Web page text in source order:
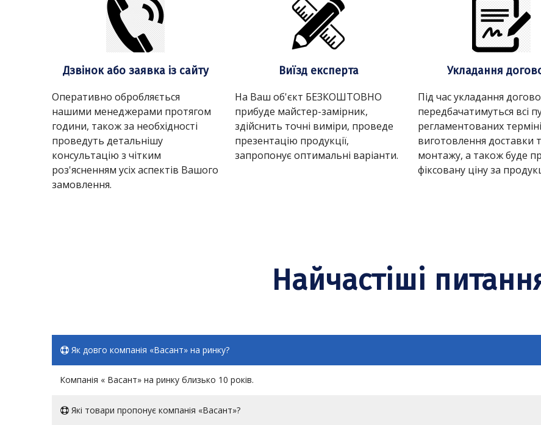
Дзвінок або заявка із сайту
Оперативно обробляється
нашими менеджерами протягом
години, також за необхідності
проведуть детальнішу
консультацію з чітким
роз'ясненням усіх аспектів Вашого
замовлення.
Виїзд експерта
На Ваш об'єкт БЕЗКОШТОВНО
прибуде майстер-замірник,
здійснить точні виміри, проведе
презентацію продукції,
запропонує оптимальні варіанти.
Укладання
Під час укладання
передбачатимуться всі
регламентованих
виготовлення доставки
монтажу, а також буде
фіксовану ціну за
Найчастіші
Як довго компанія «Васант» на ринку?
Компанія « Васант» на ринку близько 10 років.
Які товари пропонує компанія «Васант»?